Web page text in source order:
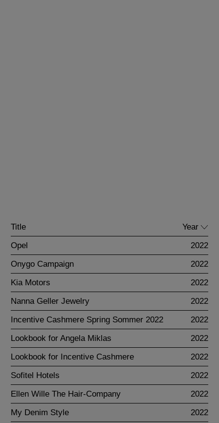
Title
Year
Opel
2022
Onygo Campaign
2022
Kia Motors
2022
Nanna Geller Jewelry
2022
Incentive Cashmere Spring Sommer 2022
2022
Lookbook for Angela Miklas
2022
Lookbook for Incentive Cashmere
2022
Sofitel Hotels
2022
Ellen Wille The Hair-Company
2022
My Denim Style
2022